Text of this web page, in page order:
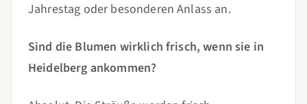
Jahrestag oder besonderen Anlass an.
Sind die Blumen wirklich frisch, wenn sie in
Heidelberg ankommen?